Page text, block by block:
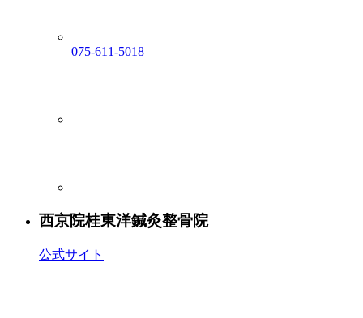
075-611-5018
西京院桂東洋鍼灸整骨院
公式サイト